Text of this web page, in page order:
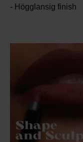
- Högglansig finish